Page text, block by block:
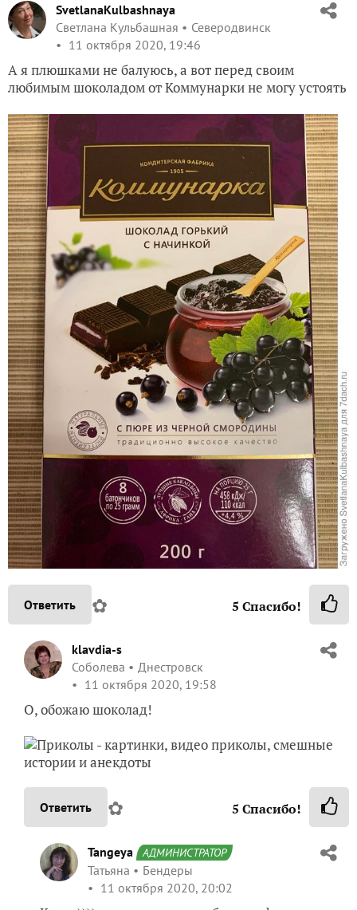
SvetlanaKulbashnaya
Светлана Кульбашная
Северодвинск
11 октября 2020, 19:46
А я плюшками не балуюсь, а вот перед своим
любимым шоколадом от Коммунарки не могу устоять
Ответить ✿ 5 Спасибо!
klavdia-s
Соболева
Днестровск
11 октября 2020, 19:58
О, обожаю шоколад!
Ответить ✿ 5 Спасибо!
Tangeya АДМИНИСТРАТОР
Татьяна
Бендеры
11 октября 2020, 20:02